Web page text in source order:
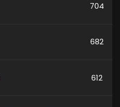
704
682
612